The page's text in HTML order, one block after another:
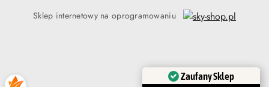
Sklep internetowy na oprogramowaniu
Zaufany Sklep